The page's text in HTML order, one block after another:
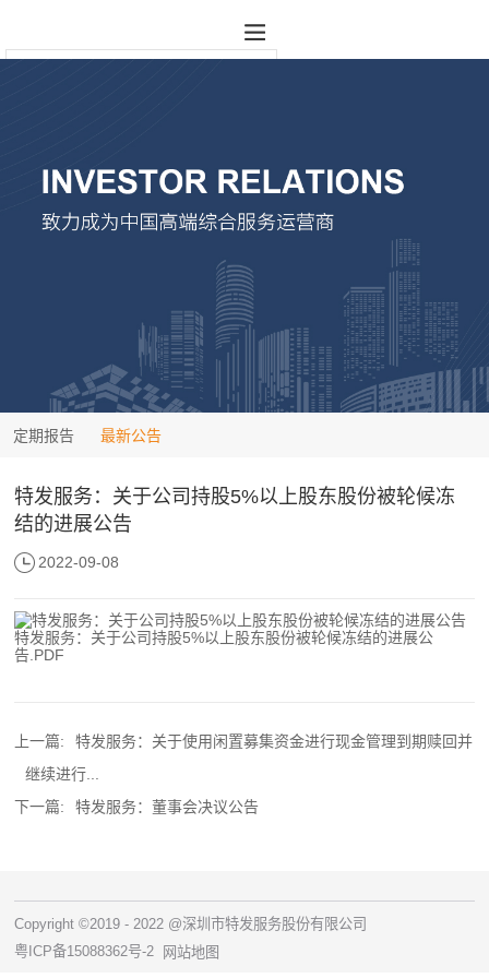
定期报告 最新公告
特发服务：关于公司持股5%以上股东股份被轮候冻
结的进展公告
2022-09-08
特发服务：关于公司持股5%以上股东股份被轮候冻结的进展公
告.PDF
上一篇:
特发服务：关于使用闲置募集资金进行现金管理到期赎回并
继续进行...
下一篇:
特发服务：董事会决议公告
Copyright ©2019 - 2022 @深圳市特发服务股份有限公司
粤ICP备15088362号-2
网站地图